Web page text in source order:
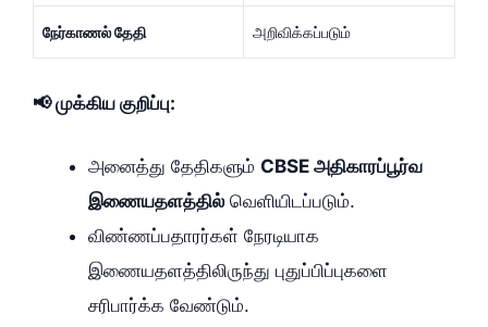
நேர்காணல் தேதி அறிவிக்கப்படும்
📢 முக்கிய குறிப்பு:
அனைத்து தேதிகளும் CBSE அதிகாரப்பூர்வ
இணையதளத்தில் வெளியிடப்படும்.
விண்ணப்பதாரர்கள் நேரடியாக
இணையதளத்திலிருந்து புதுப்பிப்புகளை
சரிபார்க்க வேண்டும்.